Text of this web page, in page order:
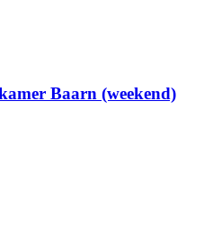
Baarn (weekend)